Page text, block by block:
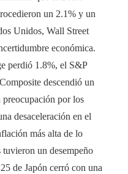
un 2.1% y un
Unidos, Wall Street
económica.
perdió 1.8%, el S&P
descendió un
por los
desaceleración en el
más alta de lo
un desempeño
de Japón cerró con una